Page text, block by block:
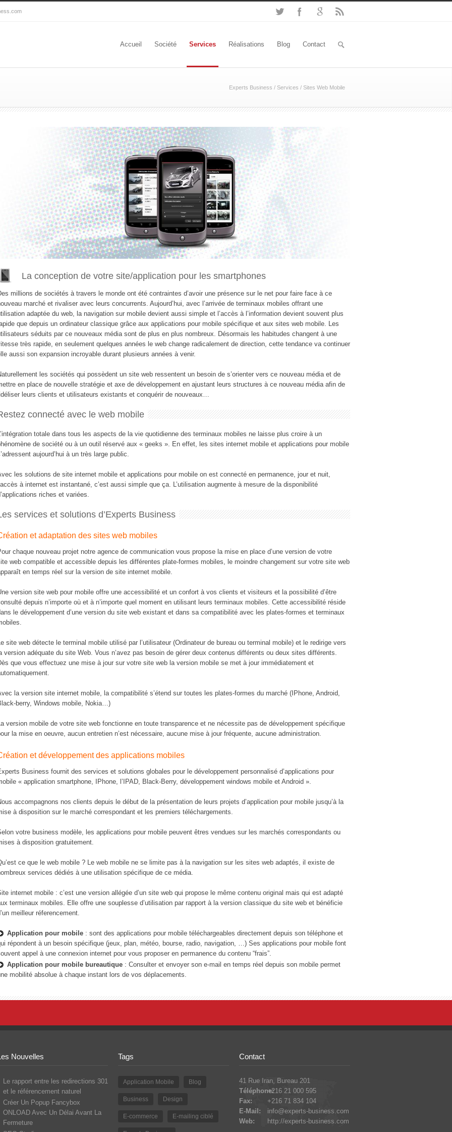
Accueil Société Services Réalisations Blog Contact
Experts Business / Services / Sites Web Mobile
La conception de votre site/application pour les smartphones
millions de sociétés à travers le monde ont été contraintes d’avoir une présence sur le net pour faire face à ce
marché et rivaliser avec leurs concurrents. Aujourd’hui, avec l’arrivée de terminaux mobiles offrant une
adaptée du web, la navigation sur mobile devient aussi simple et l’accès à l’information devient souvent plus
que depuis un ordinateur classique grâce aux applications pour mobile spécifique et aux sites web mobile. Les
séduits par ce nouveaux média sont de plus en plus nombreux. Désormais les habitudes changent à une
très rapide, en seulement quelques années le web change radicalement de direction, cette tendance va continuer
aussi son expansion incroyable durant plusieurs années à venir.
les sociétés qui possèdent un site web ressentent un besoin de s’orienter vers ce nouveau média et de
en place de nouvelle stratégie et axe de développement en ajustant leurs structures à ce nouveau média afin de
leurs clients et utilisateurs existants et conquérir de nouveaux…
connecté avec le web mobile
totale dans tous les aspects de la vie quotidienne des terminaux mobiles ne laisse plus croire à un
de société ou à un outil réservé aux « geeks ». En effet, les sites internet mobile et applications pour mobile
aujourd’hui à un très large public.
les solutions de site internet mobile et applications pour mobile on est connecté en permanence, jour et nuit,
à internet est instantané, c’est aussi simple que ça. L’utilisation augmente à mesure de la disponibilité
riches et variées.
services et solutions d’Experts Business
et adaptation des sites web mobiles
chaque nouveau projet notre agence de communication vous propose la mise en place d’une version de votre
web compatible et accessible depuis les différentes plate-formes mobiles, le moindre changement sur votre site web
en temps réel sur la version de site internet mobile.
version site web pour mobile offre une accessibilité et un confort à vos clients et visiteurs et la possibilité d’être
depuis n’importe où et à n’importe quel moment en utilisant leurs terminaux mobiles. Cette accessibilité réside
le développement d’une version du site web existant et dans sa compatibilité avec les plates-formes et terminaux
site web détecte le terminal mobile utilisé par l’utilisateur (Ordinateur de bureau ou terminal mobile) et le redirige vers
version adéquate du site Web. Vous n’avez pas besoin de gérer deux contenus différents ou deux sites différents.
que vous effectuez une mise à jour sur votre site web la version mobile se met à jour immédiatement et
la version site internet mobile, la compatibilité s’étend sur toutes les plates-formes du marché (IPhone, Android,
berry, Windows mobile, Nokia…)
version mobile de votre site web fonctionne en toute transparence et ne nécessite pas de développement spécifique
la mise en oeuvre, aucun entretien n’est nécessaire, aucune mise à jour fréquente, aucune administration.
et développement des applications mobiles
Business fournit des services et solutions globales pour le développement personnalisé d’applications pour
« application smartphone, IPhone, l’IPAD, Black-Berry, développement windows mobile et Android ».
accompagnons nos clients depuis le début de la présentation de leurs projets d’application pour mobile jusqu’à la
à disposition sur le marché correspondant et les premiers téléchargements.
votre business modèle, les applications pour mobile peuvent êtres vendues sur les marchés correspondants ou
à disposition gratuitement.
ce que le web mobile ? Le web mobile ne se limite pas à la navigation sur les sites web adaptés, il existe de
services dédiés à une utilisation spécifique de ce média.
internet mobile : c’est une version allégée d’un site web qui propose le même contenu original mais qui est adapté
terminaux mobiles. Elle offre une souplesse d’utilisation par rapport à la version classique du site web et bénéficie
meilleur réferencement.
Application pour mobile : sont des applications pour mobile téléchargeables directement depuis son téléphone et
répondent à un besoin spécifique (jeux, plan, météo, bourse, radio, navigation, …) Ses applications pour mobile font
appel à une connexion internet pour vous proposer en permanence du contenu “frais”.
Application pour mobile bureautique : Consulter et envoyer son e-mail en temps réel depuis son mobile permet
mobilité absolue à chaque instant lors de vos déplacements.
Nouvelles
Le rapport entre les redirections 301
et le référencement naturel
Créer Un Popup Fancybox
ONLOAD Avec Un Délai Avant La
Fermeture
Tags
Application Mobile Blog
Business Design
E-commerce E-mailing ciblé
Contact
41 Rue Iran, Bureau 201
Téléphone:+216 21 000 595
Fax:
+216 71 834 104
E-Mail:
info@experts-business.com
Web:
http://experts-business.com